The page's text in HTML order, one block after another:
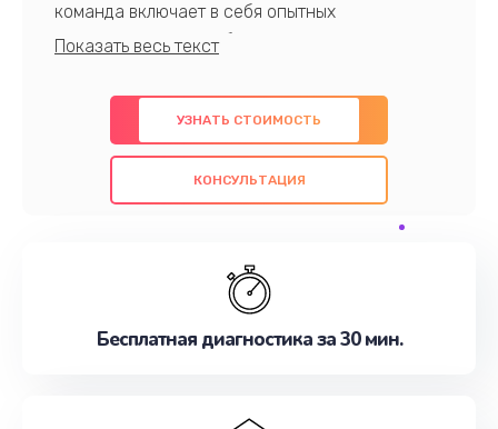
команда включает в себя опытных
профессионалов с обширными знаниями и
предлагаем быстрый и качественный ремонт с
использованием оригинальных компонентов, а
также гарантируем качество всех
проведенных работ. Наша цель - предоставить
наилучшим образом. Не медлите записаться на
УЗНАТЬ СТОИМОСТЬ
КОНСУЛЬТАЦИЯ
Бесплатная диагностика за 30 мин.